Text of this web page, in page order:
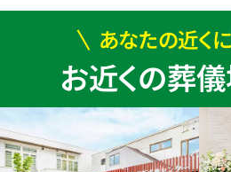
あなたの近くに
お近くの葬